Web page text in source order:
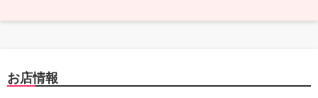
お店情報